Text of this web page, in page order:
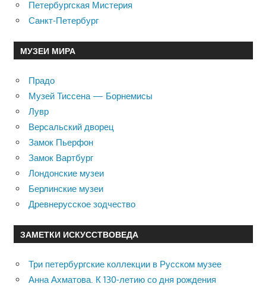
Петербургская Мистерия
Санкт-Петербург
МУЗЕИ МИРА
Прадо
Музей Тиссена — Борнемисы
Лувр
Версальский дворец
Замок Пьерфон
Замок Вартбург
Лондонские музеи
Берлинские музеи
Древнерусское зодчество
ЗАМЕТКИ ИСКУССТВОВЕДА
Три петербургские коллекции в Русском музее
Анна Ахматова. К 130-летию со дня рождения